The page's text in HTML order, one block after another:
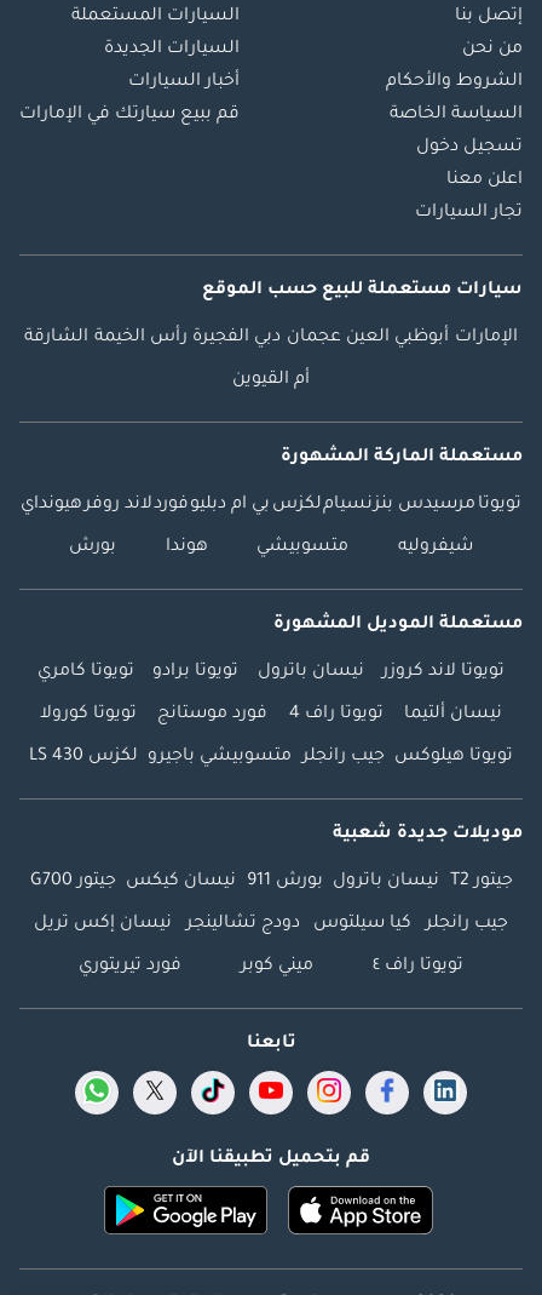
إتصل بنا
من نحن
الشروط والأحكام
السياسة الخاصة
تسجيل دخول
اعلن معنا
تجار السيارات
السيارات المستعملة
السيارات الجديدة
أخبار السيارات
قم ببيع سيارتك في الإمارات
سيارات مستعملة للبيع حسب الموقع
الإمارات أبوظبي العين عجمان دبي الفجيرة رأس الخيمة الشارقة
أم القيوين
مستعملة الماركة المشهورة
تويوتا مرسيدس بنزنسياملكزس بي ام دبليوفوردلاند روفرهيونداي
شيفروليه متسوبيشي هوندا بورش
مستعملة الموديل المشهورة
تويوتا لاند كروزر نيسان باترول تويوتا برادو تويوتا كامري
نيسان ألتيما تويوتا راف 4 فورد موستانج تويوتا كورولا
تويوتا هيلوكس جيب رانجلر متسوبيشي باجيرو لكزس LS 430
موديلات جديدة شعبية
جيتور T2 نيسان باترول بورش 911 نيسان كيكس جيتور G700
جيب رانجلر كيا سيلتوس دودج تشالينجر نيسان إكس تريل
تويوتا راف ٤ ميني كوبر فورد تيريتوري
تابعنا
قم بتحميل تطبيقنا الآن